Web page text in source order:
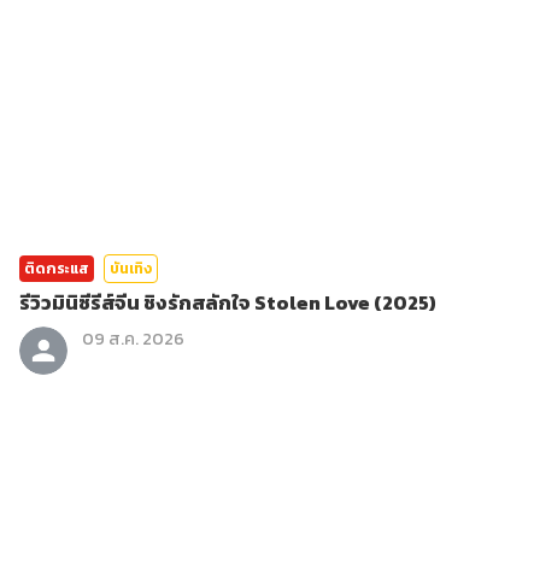
ติดกระแส บันเทิง
รีวิวมินิซีรีส์จีน ชิงรักสลักใจ Stolen Love (2025)
09 ส.ค. 2026